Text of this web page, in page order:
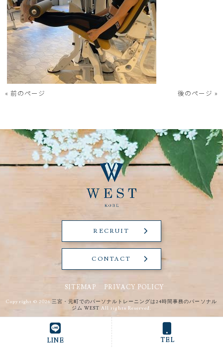
« 前のページ 後のページ »
RECRUIT
CONTACT
SITEMAP PRIVACY POLICY
Copyright © 2026 三宮・元町でのパーソナルトレーニングは24時間事務のパーソナル
ジム WEST All rights Reserved.
LINE TEL